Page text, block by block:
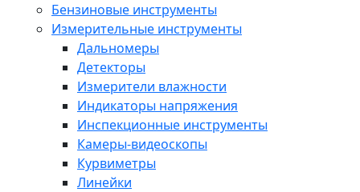
Бензиновые инструменты
Измерительные инструменты
Дальномеры
Детекторы
Измерители влажности
Индикаторы напряжения
Инспекционные инструменты
Камеры-видеоскопы
Курвиметры
Линейки